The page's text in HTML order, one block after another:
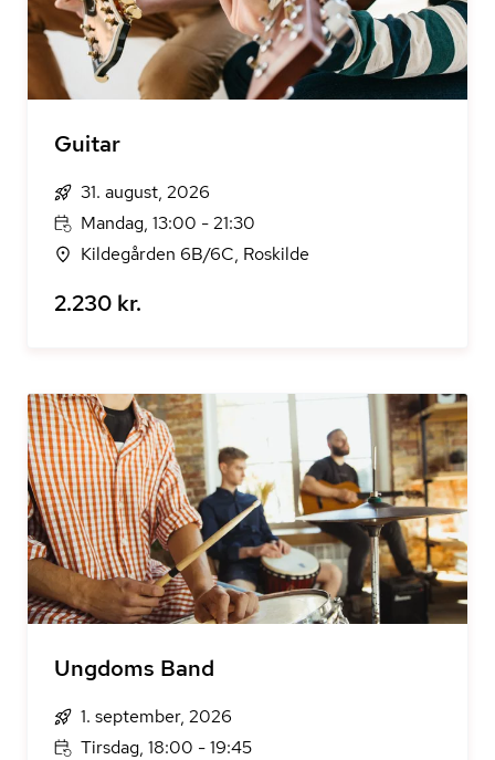
Guitar
31. august, 2026
Mandag, 13:00 - 21:30
Kildegården 6B/6C, Roskilde
2.230 kr.
Ungdoms Band
1. september, 2026
Tirsdag, 18:00 - 19:45